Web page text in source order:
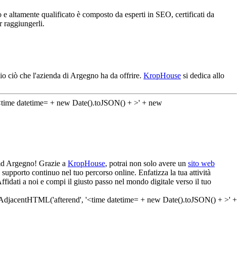
altamente qualificato è composto da esperti in SEO, certificati da
raggiungerli.
ciò che l'azienda di Argegno ha da offrire. KropHouse si dedica allo
Argegno! Grazie a KropHouse, potrai non solo avere un sito web
continuo nel tuo percorso online. Enfatizza la tua attività
a noi e compi il giusto passo nel mondo digitale verso il tuo